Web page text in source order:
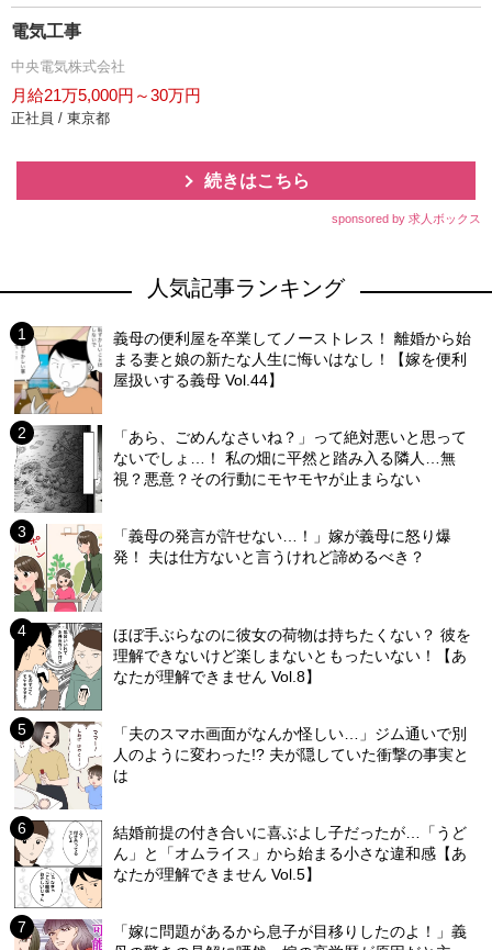
電気工事
中央電気株式会社
月給21万5,000円～30万円
正社員 / 東京都
続きはこちら
sponsored by 求人ボックス
人気記事ランキング
義母の便利屋を卒業してノーストレス！ 離婚から始
まる妻と娘の新たな人生に悔いはなし！【嫁を便利
屋扱いする義母 Vol.44】
「あら、ごめんなさいね？」って絶対悪いと思って
ないでしょ…！ 私の畑に平然と踏み入る隣人…無
視？悪意？その行動にモヤモヤが止まらない
「義母の発言が許せない…！」嫁が義母に怒り爆
発！ 夫は仕方ないと言うけれど諦めるべき？
ほぼ手ぶらなのに彼女の荷物は持ちたくない？ 彼を
理解できないけど楽しまないともったいない！【あ
なたが理解できません Vol.8】
「夫のスマホ画面がなんか怪しい…」ジム通いで別
人のように変わった!? 夫が隠していた衝撃の事実と
は
結婚前提の付き合いに喜ぶよし子だったが…「うど
ん」と「オムライス」から始まる小さな違和感【あ
なたが理解できません Vol.5】
「嫁に問題があるから息子が目移りしたのよ！」義